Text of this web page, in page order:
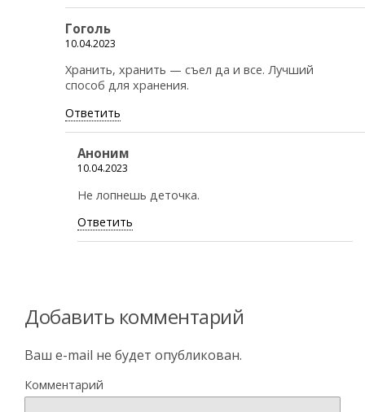
Гоголь
10.04.2023
Хранить, хранить — съел да и все. Лучший
способ для хранения.
Ответить
Аноним
10.04.2023
Не лопнешь деточка.
Ответить
Добавить комментарий
Ваш e-mail не будет опубликован.
Комментарий